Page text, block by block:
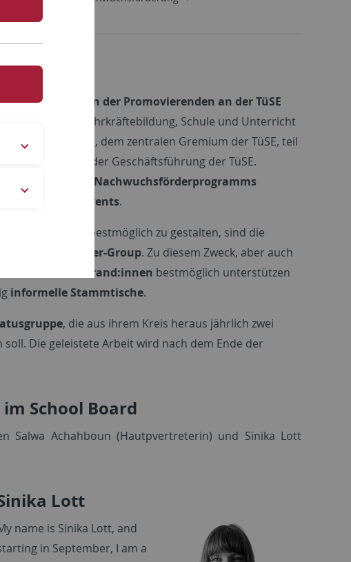
TüSE
und Interessen der Promovierenden an der TüSE
Themenfeld Lehrkräftebildung, Schule und Unterricht
School Boards, dem zentralen Gremium der TüSE, teil
Vorstand und der Geschäftsführung der TüSE.
des TüSE-Nachwuchsförderprogramms
.
bestmöglich zu gestalten, sind die
mit ihrer Peer-Group. Zu diesem Zweck, aber auch
verteilten Doktorand:innen bestmöglich unterstützen
informelle Stammtische.
, die aus ihrem Kreis heraus jährlich zwei
Die geleistete Arbeit wird nach dem Ende der
School Board
Salwa Achahboun (Hautpvertreterin) und Sinika Lott
Lott
name is Sinika Lott, and
in September, I am a